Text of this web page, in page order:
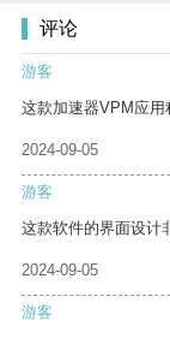
评论
游客
这款加速器VPM应用
2024-09-05
游客
这款软件的界面设计
2024-09-05
游客